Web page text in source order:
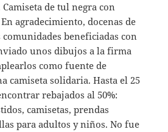
de tul negra con
agradecimiento, docenas de
beneficiadas con
unos dibujos a la firma
como fuente de
camiseta solidaria. Hasta el 25
rebajados al 50%:
camisetas, prendas
para adultos y niños. No fue